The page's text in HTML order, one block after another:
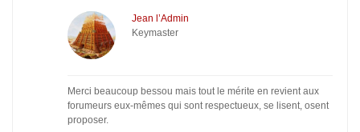
Jean l’Admin
Keymaster
Merci beaucoup bessou mais tout le mérite en revient aux
forumeurs eux-mêmes qui sont respectueux, se lisent, osent
proposer.